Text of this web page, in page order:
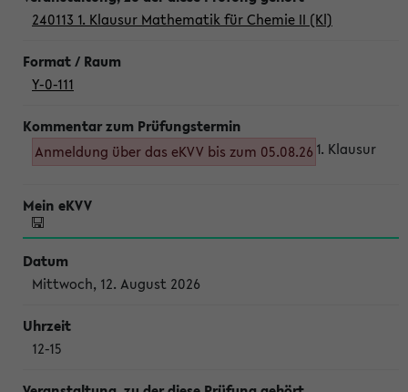
240113 1. Klausur Mathematik für Chemie II (Kl)
Y-0-111
Anmeldung über das eKVV bis zum 05.08.26 1. Klausur
Mittwoch, 12. August 2026
12-15